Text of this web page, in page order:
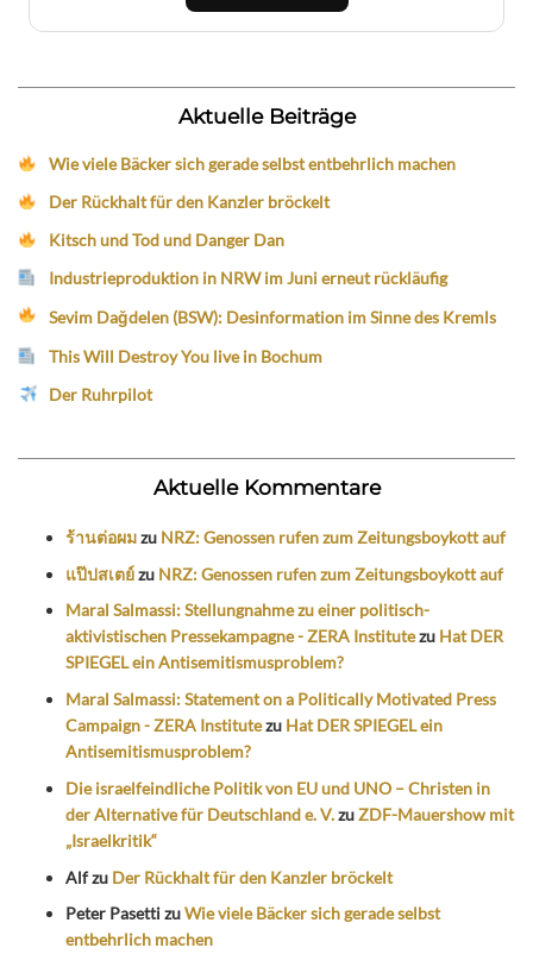
Aktuelle Beiträge
Wie viele Bäcker sich gerade selbst entbehrlich machen
Der Rückhalt für den Kanzler bröckelt
Kitsch und Tod und Danger Dan
Industrieproduktion in NRW im Juni erneut rückläufig
Sevim Dağdelen (BSW): Desinformation im Sinne des Kremls
This Will Destroy You live in Bochum
Der Ruhrpilot
Aktuelle Kommentare
ร้านต่อผมzu NRZ: Genossen rufen zum Zeitungsboykott auf
แป๊ปสเตย์zu NRZ: Genossen rufen zum Zeitungsboykott auf
Maral Salmassi: Stellungnahme zu einer politisch-
aktivistischen Pressekampagne - ZERA Institutezu Hat DER
SPIEGEL ein Antisemitismusproblem?
Maral Salmassi: Statement on a Politically Motivated Press
Campaign - ZERA Institutezu Hat DER SPIEGEL ein
Antisemitismusproblem?
Die israelfeindliche Politik von EU und UNO – Christen in
der Alternative für Deutschland e. V.zuZDF-Mauershow mit
„Israelkritik“
Alfzu Der Rückhalt für den Kanzler bröckelt
Peter PasettizuWie viele Bäcker sich gerade selbst
entbehrlich machen